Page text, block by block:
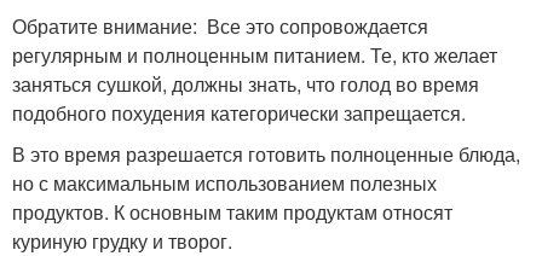
Обратите внимание: Все это сопровождается
регулярным и полноценным питанием. Те, кто желает
заняться сушкой, должны знать, что голод во время
подобного похудения категорически запрещается.
В это время разрешается готовить полноценные блюда,
но с максимальным использованием полезных
продуктов. К основным таким продуктам относят
куриную грудку и творог.